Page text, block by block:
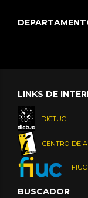
LINKS DE
DICTUC
CENTRO DE
FIUC
BUSCADOR